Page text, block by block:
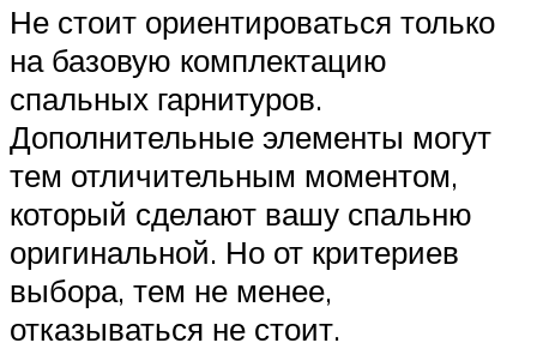
Не стоит ориентироваться только
на базовую комплектацию
спальных гарнитуров.
Дополнительные элементы могут
тем отличительным моментом,
который сделают вашу спальню
оригинальной. Но от критериев
выбора, тем не менее,
отказываться не стоит.